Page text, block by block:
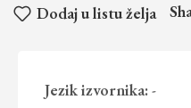
Dodaj u listu želja
Jezik izvornika: -